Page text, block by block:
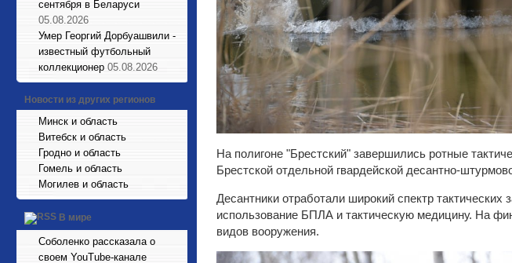
сентября в Беларуси
05.08.2026
Умер Георгий Дорбуашвили -
известный футбольный
коллекционер 05.08.2026
Новости из других регионов
Минск и область
Витебск и область
Гродно и область
Гомель и область
Могилев и область
В мире
Соболенко рассказала о
своем YouTube-канале
На полигоне "Брестский" завершились ротные
Брестской отдельной гвардейской десантно-
Десантники отработали широкий спектр
использование БПЛА и тактическую медицину. На
видов вооружения.